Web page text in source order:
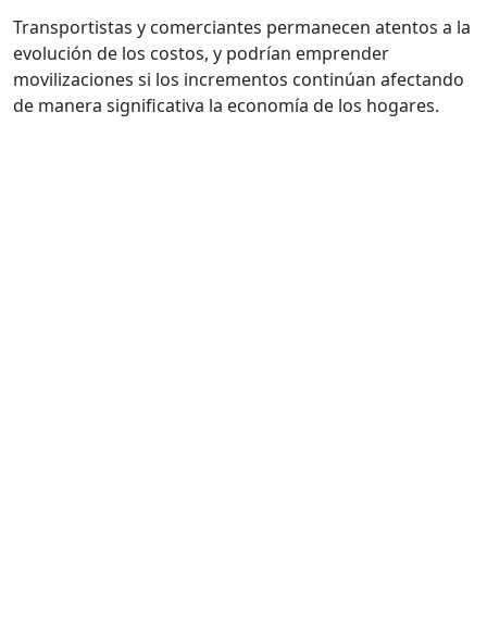
Transportistas y comerciantes permanecen atentos a la
evolución de los costos, y podrían emprender
movilizaciones si los incrementos continúan afectando
de manera significativa la economía de los hogares.